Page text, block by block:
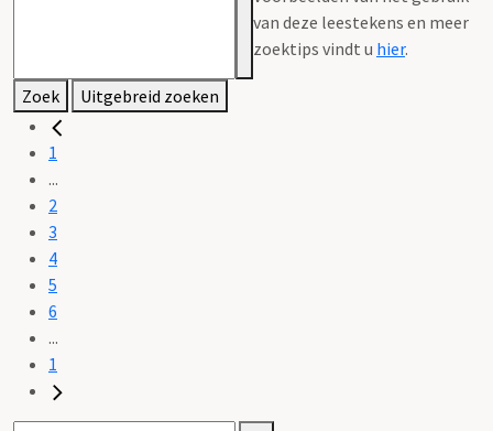
van deze leestekens en meer
zoektips vindt u hier.
Zoek Uitgebreid zoeken
1
...
2
3
4
5
6
...
1